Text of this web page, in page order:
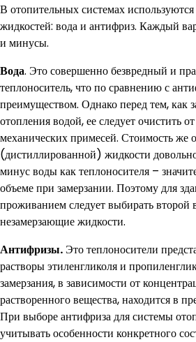
В отопительных системах
жидкостей: вода и антифриз. Каждый
и минусы.
Вода. Это совершенно безвредный и
теплоноситель, что по сравнению с
преимуществом. Однако перед тем, как
отопления водой, ее следует очистить
механических примесей. Стоимость же
(дистиллированной) жидкости
минус воды как теплоносителя –
объеме при замерзании. Поэтому для
проживанием следует выбирать второй
незамерзающие жидкости.
Антифризы.Это теплоносители
растворы этиленгликоля и
замерзания, в зависимости от
растворенного вещества, находится в
При выборе антифриза для системы
учитывать особенности конкретного